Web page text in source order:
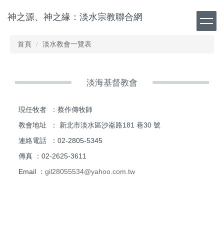
到
神之源、神之緣：淡水宗教聯合網
首頁 淡水教會一覽表
淡海基督教會
現任牧者 ：蔡作傳牧師
教會地址 ： 新北市淡水區沙崙路181 巷30 號
連絡電話 ：02-2805-5345
傳真 ：02-2625-3611
Email ： gil28055534@yahoo.com.tw